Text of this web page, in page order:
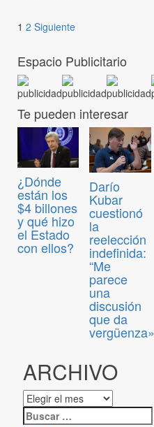
1 2 Siguiente
Espacio Publicitario
Te pueden interesar
¿Dónde
están los
$4 billones
y qué hizo
el Estado
con ellos?
Darío
Kubar
cuestionó
la
reelección
indefinida:
“Me
parece
una
discusión
que da
vergüenza»
ARCHIVO